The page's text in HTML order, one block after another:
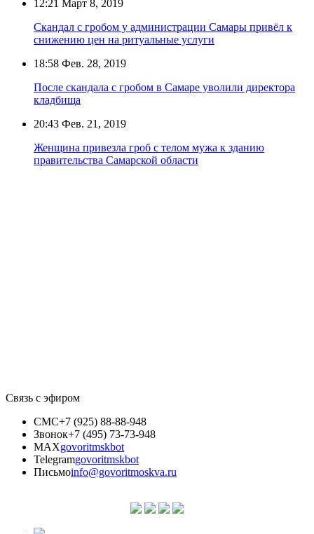
12:21 Март 8, 2019
Скандал с гробом у администрации Самары привёл к
снижению цен на ритуальные услуги
18:58 Фев. 28, 2019
После скандала с гробом в Самаре уволили директора
кладбища
20:43 Фев. 21, 2019
Женщина привезла гроб с телом мужа к зданию
правительства Самарской области
Связь с эфиром
СМС+7 (925) 88-88-948
Звонок+7 (495) 73-73-948
MAXgovoritmskbot
Telegramgovoritmskbot
Письмоinfo@govoritmoskva.ru